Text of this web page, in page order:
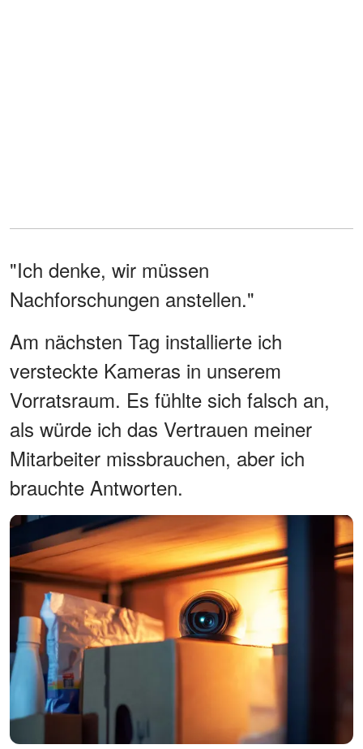
"Ich denke, wir müssen
Nachforschungen anstellen."
Am nächsten Tag installierte ich
versteckte Kameras in unserem
Vorratsraum. Es fühlte sich falsch an,
als würde ich das Vertrauen meiner
Mitarbeiter missbrauchen, aber ich
brauchte Antworten.